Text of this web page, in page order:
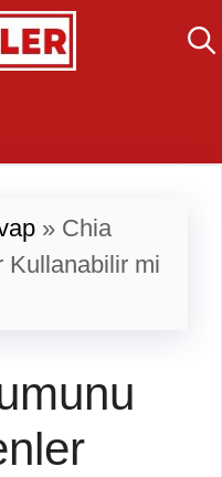
» Chia
Kullanabilir mi